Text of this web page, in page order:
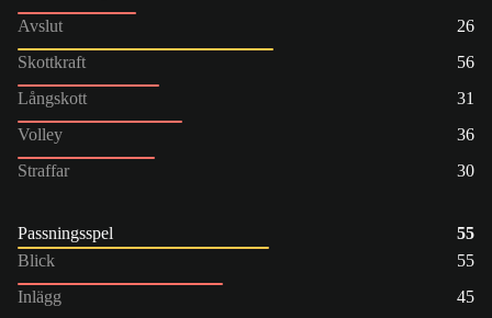
Avslut
26
Skottkraft
56
Långskott
31
Volley
36
Straffar
30
Passningsspel
55
Blick
55
Inlägg
45